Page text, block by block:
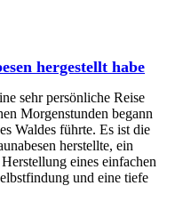
hergestellt habe
sehr persönliche Reise
Morgenstunden begann
Waldes führte. Es ist die
herstellte, ein
eines einfachen
und eine tiefe